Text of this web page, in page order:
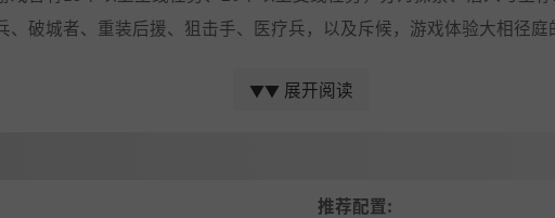
、破城者、重装后援、狙击手、医疗兵，以及斥候，游戏体验大相径庭
可加入其他玩家的主线战役与作战任务，也可自己当一回东道主。与好
▼▼ 展开阅读
推荐配置: